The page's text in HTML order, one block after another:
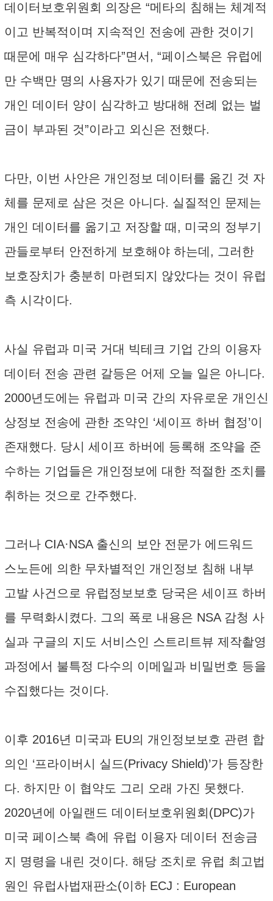
데이터보호위원회 의장은 “메타의 침해는 체계적
이고 반복적이며 지속적인 전송에 관한 것이기
때문에 매우 심각하다”면서, “페이스북은 유럽에
만 수백만 명의 사용자가 있기 때문에 전송되는
개인 데이터 양이 심각하고 방대해 전례 없는 벌
금이 부과된 것”이라고 외신은 전했다.
다만, 이번 사안은 개인정보 데이터를 옮긴 것 자
체를 문제로 삼은 것은 아니다. 실질적인 문제는
개인 데이터를 옮기고 저장할 때, 미국의 정부기
관들로부터 안전하게 보호해야 하는데, 그러한
보호장치가 충분히 마련되지 않았다는 것이 유럽
측 시각이다.
사실 유럽과 미국 거대 빅테크 기업 간의 이용자
데이터 전송 관련 갈등은 어제 오늘 일은 아니다.
2000년도에는 유럽과 미국 간의 자유로운 개인신
상정보 전송에 관한 조약인 ‘세이프 하버 협정’이
존재했다. 당시 세이프 하버에 등록해 조약을 준
수하는 기업들은 개인정보에 대한 적절한 조치를
취하는 것으로 간주했다.
그러나 CIA·NSA 출신의 보안 전문가 에드워드
스노든에 의한 무차별적인 개인정보 침해 내부
고발 사건으로 유럽정보보호 당국은 세이프 하버
를 무력화시켰다. 그의 폭로 내용은 NSA 감청 사
실과 구글의 지도 서비스인 스트리트뷰 제작촬영
과정에서 불특정 다수의 이메일과 비밀번호 등을
수집했다는 것이다.
이후 2016년 미국과 EU의 개인정보보호 관련 합
의인 ‘프라이버시 실드(Privacy Shield)’가 등장한
다. 하지만 이 협약도 그리 오래 가진 못했다.
2020년에 아일랜드 데이터보호위원회(DPC)가
미국 페이스북 측에 유럽 이용자 데이터 전송금
지 명령을 내린 것이다. 해당 조치로 유럽 최고법
원인 유럽사법재판소(이하 ECJ : European